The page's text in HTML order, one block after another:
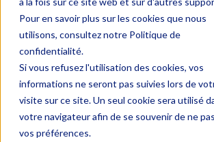
Pour en savoir plus sur les cookies que nous
utilisons, consultez notre Politique de
confidentialité.
Si vous refusez l'utilisation des cookies, vos
informations ne seront pas suivies lors de
visite sur ce site. Un seul cookie sera utilisé
votre navigateur afin de se souvenir de ne
vos préférences.